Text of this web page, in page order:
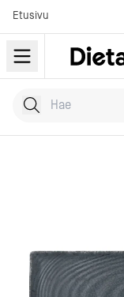
Etusivu
Hae tuotteita
Kirjoita hakusana...